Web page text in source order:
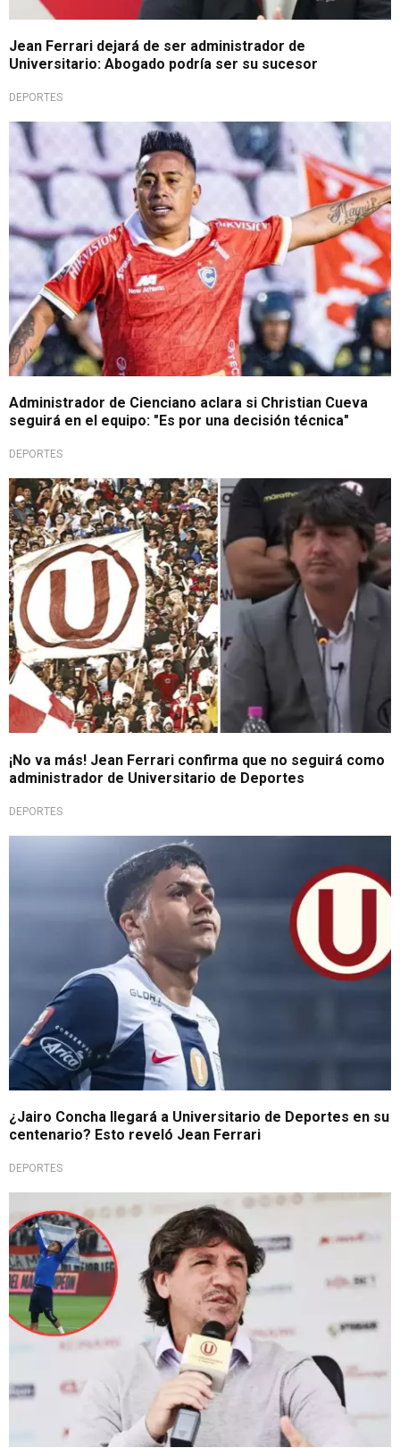
Jean Ferrari dejará de ser administrador de
Universitario: Abogado podría ser su sucesor
DEPORTES
Fin del misterio
Administrador de Cienciano aclara si Christian Cueva
seguirá en el equipo: "Es por una decisión técnica"
DEPORTES
Liga 1
¡No va más! Jean Ferrari confirma que no seguirá como
administrador de Universitario de Deportes
DEPORTES
¿Jairo Concha llegará a Universitario de Deportes en su
centenario? Esto reveló Jean Ferrari
DEPORTES